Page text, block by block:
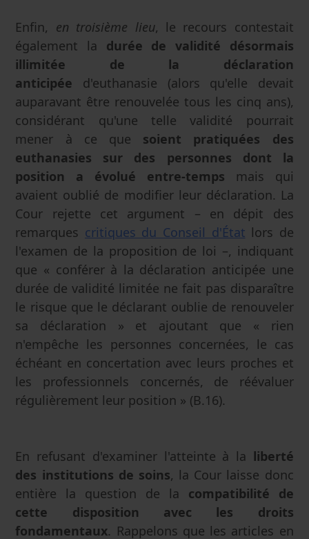
Enfin, en troisième lieu, le recours contestait
également la durée de validité désormais
illimitée de la déclaration
anticipée d'euthanasie (alors qu'elle devait
auparavant être renouvelée tous les cinq ans),
considérant qu'une telle validité pourrait
mener à ce que soient pratiquées des
euthanasies sur des personnes dont la
position a évolué entre-temps mais qui
avaient oublié de modifier leur déclaration. La
Cour rejette cet argument – en dépit des
remarques critiques du Conseil d'État lors de
l'examen de la proposition de loi –, indiquant
que « conférer à la déclaration anticipée une
durée de validité limitée ne fait pas disparaître
le risque que le déclarant oublie de renouveler
sa déclaration » et ajoutant que « rien
n'empêche les personnes concernées, le cas
échéant en concertation avec leurs proches et
les professionnels concernés, de réévaluer
régulièrement leur position » (B.16).
En refusant d'examiner l'atteinte à la liberté
des institutions de soins, la Cour laisse donc
entière la question de la compatibilité de
cette disposition avec les droits
fondamentaux. Rappelons que les articles en